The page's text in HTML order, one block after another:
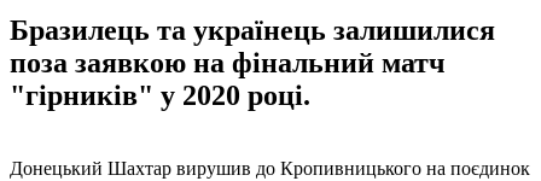
Бразилець та українець залишилися
поза заявкою на фінальний матч
"гірників" у 2020 році.
Донецький Шахтар вирушив до Кропивницького на поєдинок